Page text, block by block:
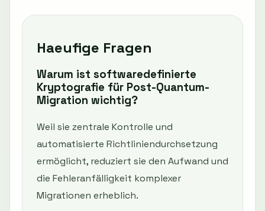
Haeufige Fragen
Warum ist softwaredefinierte
Kryptografie für Post-Quantum-
Migration wichtig?
Weil sie zentrale Kontrolle und
automatisierte Richtliniendurchsetzung
ermöglicht, reduziert sie den Aufwand und
die Fehleranfälligkeit komplexer
Migrationen erheblich.